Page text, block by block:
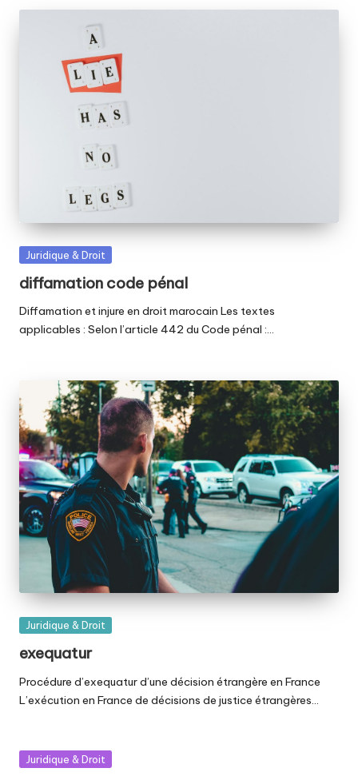
Posted
Juridique & Droit
diffamation code pénal
Diffamation et injure en droit marocain Les textes
applicables : Selon l’article 442 du Code pénal :…
Posted
Juridique & Droit
exequatur
Procédure d’exequatur d’une décision étrangère en France
L’exécution en France de décisions de justice étrangères…
Posted
Juridique & Droit